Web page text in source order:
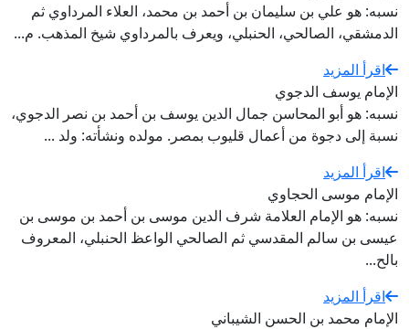
نسبه: هو علي بن سليمان بن أحمد بن محمد، العلاء المرداوي ثم
الدمشقي، الصالحي، الحنبلي، ويعرف بالمرداوي شيخ المذهب. م...
اقرأ المزيد
الإمام يوسف الدجوي
نسبه: هو أبو المحاسن جمال الدين يوسف بن أحمد بن نصر الدجوي،
نسبة إلى دجوة من أعمال قليوب بمصر. مولده ونشأته: ولد ...
اقرأ المزيد
الإمام موسى الحجاوي
نسبه: هو الإمام العلامة شرف الدين موسى بن أحمد بن موسى بن
عيسى بن سالم المقدسي ثم الصالحي الواعظ الحنبلي، المعروف
بالح...
اقرأ المزيد
الإمام محمد بن الحسن الشيباني